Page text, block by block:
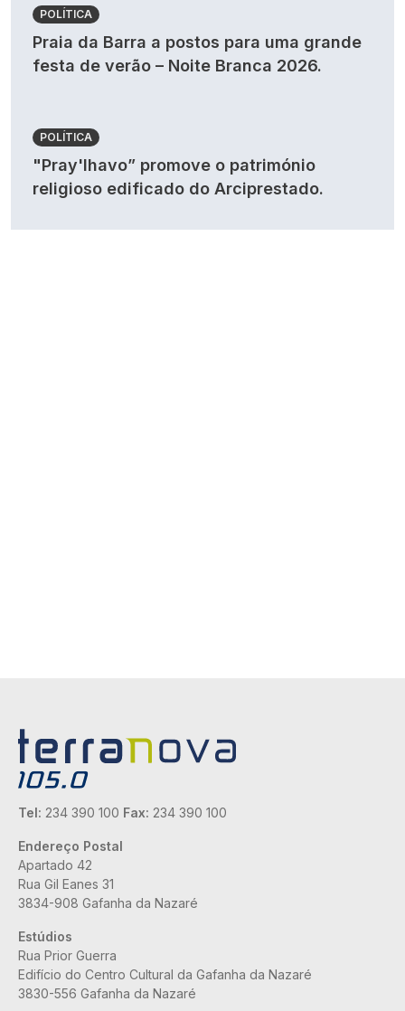
POLÍTICA
Praia da Barra a postos para uma grande
festa de verão – Noite Branca 2026.
POLÍTICA
"Pray'lhavo” promove o património
religioso edificado do Arciprestado.
Tel: 234 390 100 Fax: 234 390 100
Endereço Postal
Apartado 42
Rua Gil Eanes 31
3834-908 Gafanha da Nazaré
Estúdios
Rua Prior Guerra
Edifício do Centro Cultural da Gafanha da Nazaré
3830-556 Gafanha da Nazaré